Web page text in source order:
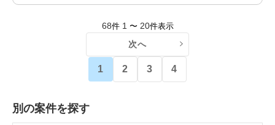
68件 1 〜 20件表示
次へ
1 2 3 4
別の案件を探す